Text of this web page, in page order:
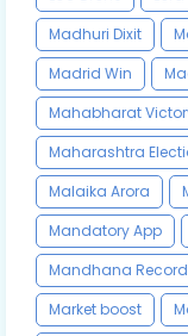
Madhuri Dixit
Madrid Win
Mahabharat
Maharashtra
Malaika Arora
Mandatory App
Mandhana Record
Market boost